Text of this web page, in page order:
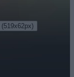
(519x62px)